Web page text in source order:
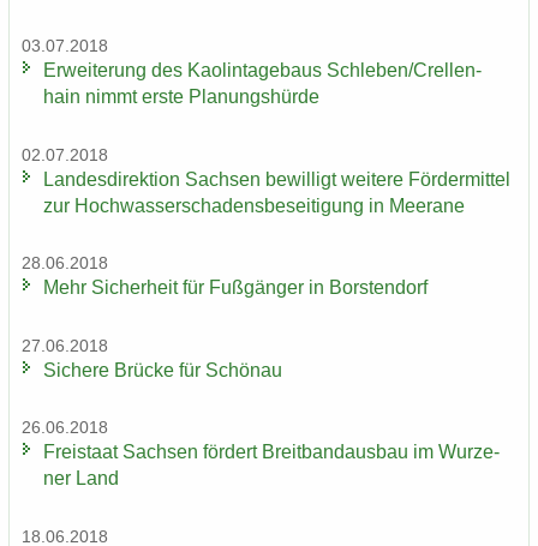
03.07.2018
Er­wei­te­rung des Kao­lin­ta­ge­baus Schle­ben/Crel­len­
hain nimmt erste Pla­nungs­hür­de
02.07.2018
Lan­des­di­rek­ti­on Sach­sen be­wil­ligt wei­te­re För­der­mit­tel
zur Hoch­was­ser­scha­dens­be­sei­ti­gung in Meer­a­ne
28.06.2018
Mehr Si­cher­heit für Fuß­gän­ger in Bors­ten­dorf
27.06.2018
Si­che­re Brü­cke für Schön­au
26.06.2018
Frei­staat Sach­sen för­dert Breit­band­aus­bau im Wur­ze­
ner Land
18.06.2018